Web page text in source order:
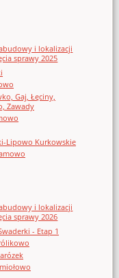
i lokalizacji
sprawy 2025
Gaj, Łęciny,
Zawady
Lipowo Kurkowskie
i lokalizacji
sprawy 2026
- Etap 1